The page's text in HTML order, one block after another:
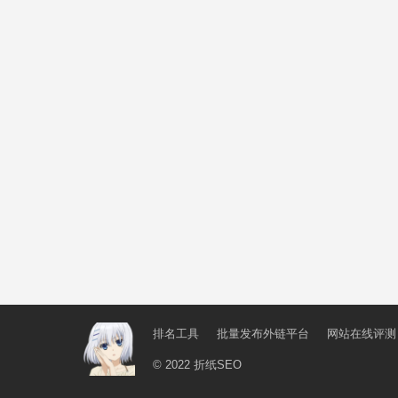
排名工具 批量发布外链平台 网站在线评测
© 2022 折纸SEO